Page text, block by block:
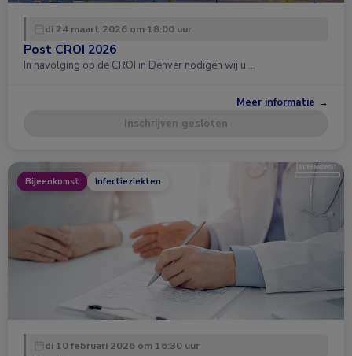
di 24 maart 2026 om 18:00 uur
Post CROI 2026
In navolging op de CROI in Denver nodigen wij u …
Meer informatie →
Inschrijven gesloten
Bijeenkomst Infectieziekten
di 10 februari 2026 om 16:30 uur